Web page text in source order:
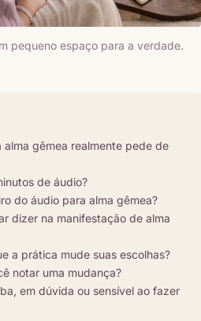
pequeno espaço para a verdade.
alma gêmea realmente pede de
de áudio?
do áudio para alma gêmea?
dizer na manifestação de alma
a prática mude suas escolhas?
notar uma mudança?
em dúvida ou sensível ao fazer